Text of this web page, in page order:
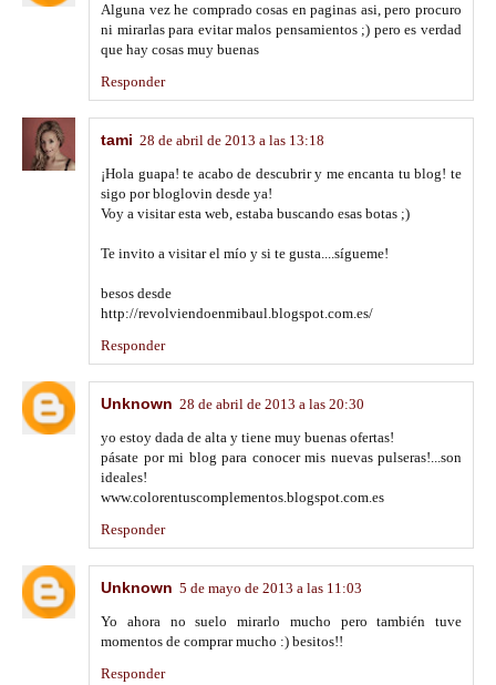
Alguna vez he comprado cosas en paginas asi, pero procuro
ni mirarlas para evitar malos pensamientos ;) pero es verdad
que hay cosas muy buenas
Responder
tami 28 de abril de 2013 a las 13:18
¡Hola guapa! te acabo de descubrir y me encanta tu blog! te
sigo por bloglovin desde ya!
Voy a visitar esta web, estaba buscando esas botas ;)
Te invito a visitar el mío y si te gusta....sígueme!
besos desde
http://revolviendoenmibaul.blogspot.com.es/
Responder
Unknown 28 de abril de 2013 a las 20:30
yo estoy dada de alta y tiene muy buenas ofertas!
pásate por mi blog para conocer mis nuevas pulseras!...son
ideales!
www.colorentuscomplementos.blogspot.com.es
Responder
Unknown 5 de mayo de 2013 a las 11:03
Yo ahora no suelo mirarlo mucho pero también tuve
momentos de comprar mucho :) besitos!!
Responder